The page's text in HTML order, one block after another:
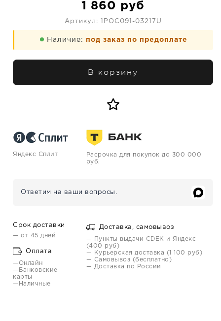
1 860 руб
Артикул: 1POC091-03217U
Наличие: под заказ по предоплате
В корзину
Яндекс Сплит
Расрочка для покупок до 300 000
руб.
Ответим на ваши вопросы.
Срок доставки
— от 45 дней
Оплата
—Онлайн
—Банковские
карты
—Наличные
Доставка, самовывоз
— Пункты выдачи CDEK и Яндекс
(400 руб)
— Курьерская доставка (1 100 руб)
— Самовывоз (бесплатно)
— Доставка по России